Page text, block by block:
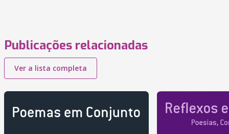
Publicações relacionadas
Ver a lista completa